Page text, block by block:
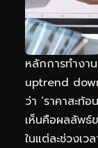
หลักการทำง
uptrend
ว่า ‘ราคาสะ
เห็นคือผลลัพธ์
ในแต่ละช่วงเว